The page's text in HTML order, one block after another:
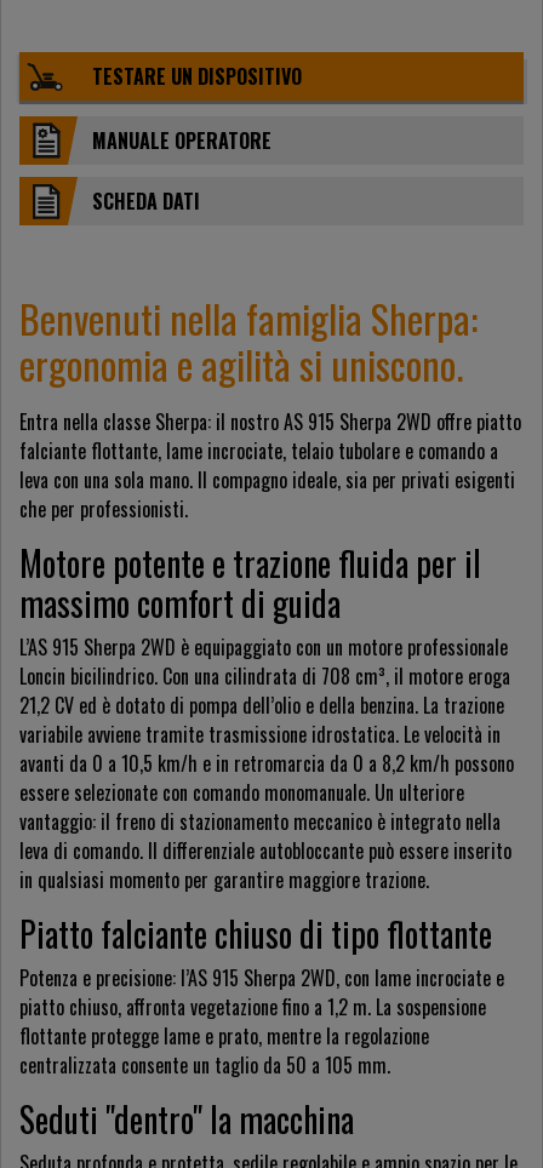
TESTARE UN DISPOSITIVO
MANUALE OPERATORE
SCHEDA DATI
Benvenuti nella famiglia Sherpa:
ergonomia e agilità si uniscono.
Entra nella classe Sherpa: il nostro AS 915 Sherpa 2WD offre piatto
falciante flottante, lame incrociate, telaio tubolare e comando a
leva con una sola mano. Il compagno ideale, sia per privati esigenti
che per professionisti.
Motore potente e trazione fluida per il
massimo comfort di guida
L’AS 915 Sherpa 2WD è equipaggiato con un motore professionale
Loncin bicilindrico. Con una cilindrata di 708 cm³, il motore eroga
21,2 CV ed è dotato di pompa dell’olio e della benzina. La trazione
variabile avviene tramite trasmissione idrostatica. Le velocità in
avanti da 0 a 10,5 km/h e in retromarcia da 0 a 8,2 km/h possono
essere selezionate con comando monomanuale. Un ulteriore
vantaggio: il freno di stazionamento meccanico è integrato nella
leva di comando. Il differenziale autobloccante può essere inserito
in qualsiasi momento per garantire maggiore trazione.
Piatto falciante chiuso di tipo flottante
Potenza e precisione: l’AS 915 Sherpa 2WD, con lame incrociate e
piatto chiuso, affronta vegetazione fino a 1,2 m. La sospensione
flottante protegge lame e prato, mentre la regolazione
centralizzata consente un taglio da 50 a 105 mm.
Seduti "dentro" la macchina